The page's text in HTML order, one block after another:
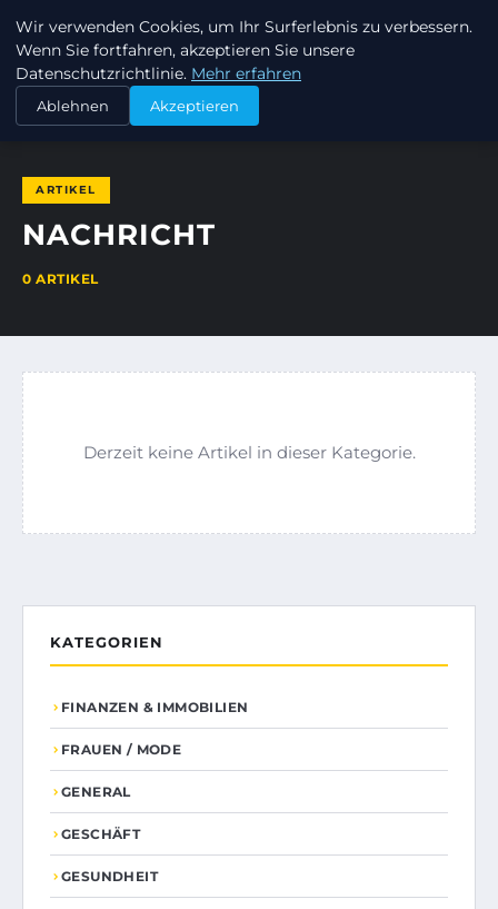
DAVIDCHRISTIAN
STARTSEITE NACHRICHT
ARTIKEL
NACHRICHT
0 ARTIKEL
Derzeit keine Artikel in dieser Kategorie.
KATEGORIEN
FINANZEN & IMMOBILIEN
FRAUEN / MODE
GENERAL
GESCHÄFT
GESUNDHEIT
Wir verwenden Cookies, um Ihr Surferlebnis zu verbessern.
Wenn Sie fortfahren, akzeptieren Sie unsere
Datenschutzrichtlinie. Mehr erfahren
Ablehnen Akzeptieren